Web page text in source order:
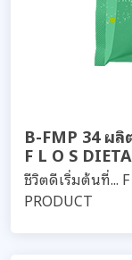
B-FMP 34 ผ
F L O S
ชีวิตดีเริ่มต้นที่... F
PRODUCT